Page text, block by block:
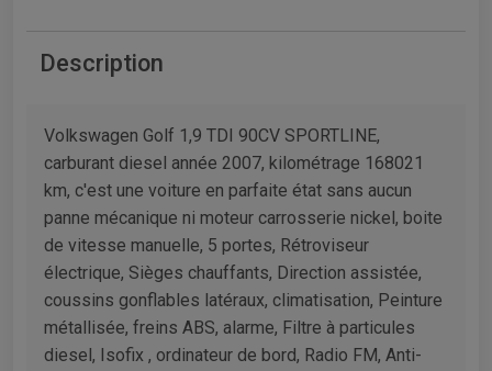
Description
Volkswagen Golf 1,9 TDI 90CV SPORTLINE,
carburant diesel année 2007, kilométrage 168021
km, c'est une voiture en parfaite état sans aucun
panne mécanique ni moteur carrosserie nickel, boite
de vitesse manuelle, 5 portes, Rétroviseur
électrique, Sièges chauffants, Direction assistée,
coussins gonflables latéraux, climatisation, Peinture
métallisée, freins ABS, alarme, Filtre à particules
diesel, Isofix , ordinateur de bord, Radio FM, Anti-